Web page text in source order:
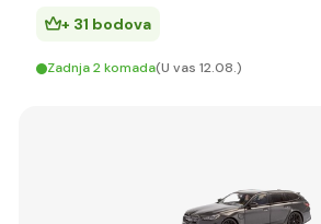
+ 31 bodova
Zadnja 2 komada(U vas 12.08.)